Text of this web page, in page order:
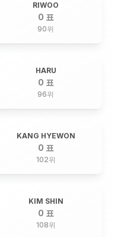
RIWOO
0 표
90위
HARU
0 표
96위
KANG HYEWON
0 표
102위
KIM SHIN
0 표
108위